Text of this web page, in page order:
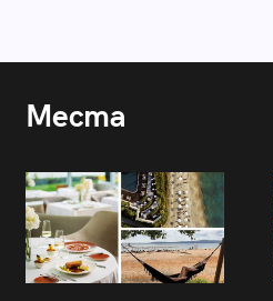
Места